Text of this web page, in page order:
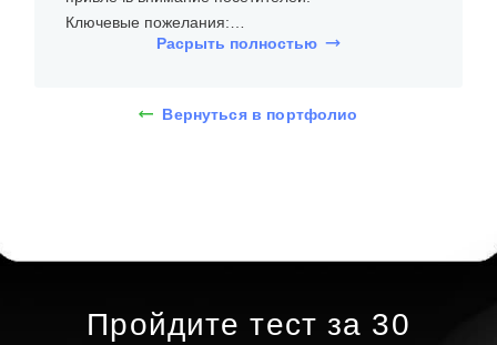
Ключевые пожелания:
• равномерная, яркая подсветка по краям
• простая замена рекламных материалов;
поверхности, формирующей
Расрыть полностью
Вернуться в портфолио
Пройдите тест за 30